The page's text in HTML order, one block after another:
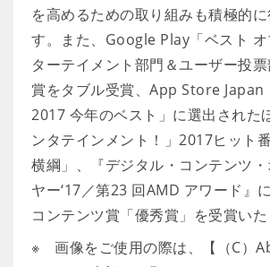
を高めるための取り組みも積極的に
す。また、Google Play「ベスト
ターテイメント部門＆ユーザー投
賞をタブル受賞、App Store Japan
2017 今年のベスト」に選出された
ンタテインメント！」2017ヒット
横綱」、『デジタル・コンテンツ
ヤー‘17／第23 回AMD アワード』
コンテンツ賞「優秀賞」を受賞いた
※ 画像をご使用の際は、【（C）